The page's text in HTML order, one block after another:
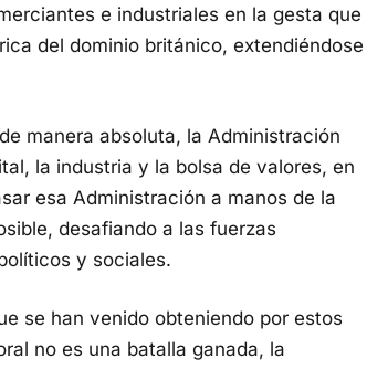
e industriales en la gesta que
del dominio británico, extendiéndose
manera absoluta, la Administración
la industria y la bolsa de valores, en
esa Administración a manos de la
desafiando a las fuerzas
y sociales.
se han venido obteniendo por estos
no es una batalla ganada, la